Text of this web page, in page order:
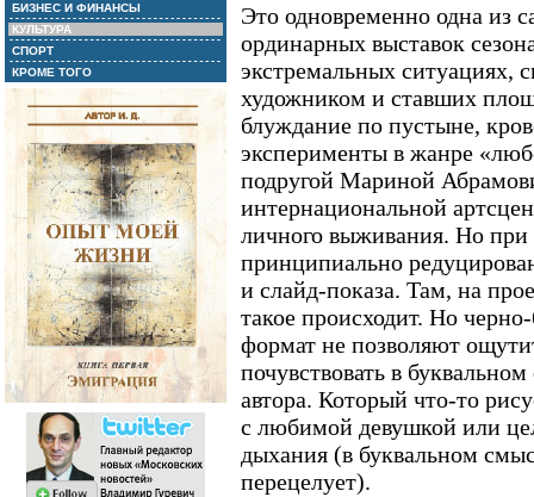
БИЗНЕС И ФИНАНСЫ
КУЛЬТУРА
СПОРТ
КРОМЕ ТОГО
Это одновременно одна из
ординарных выставок
экстремальных ситуациях,
художником и ставших
блуждание по пустыне,
эксперименты в жанре
подругой Мариной
интернациональной
личного выживания. Но при
принципиально
и слайд-показа. Там, на
такое происходит. Но
формат не позволяют
почувствовать в
автора. Который что-то
с любимой девушкой или
дыхания (в буквальном
перецелует).